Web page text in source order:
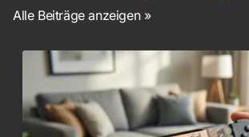
Alle Beiträge anzeigen »